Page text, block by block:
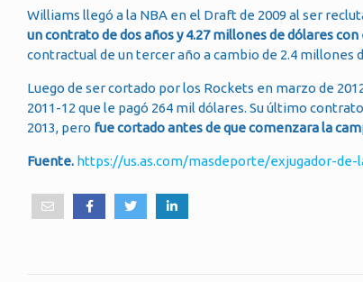
Williams llegó a la NBA en el Draft de 2009 al ser
un contrato de dos años y 4.27 millones de dólares
contractual de un tercer año a cambio de 2.4 millones
Luego de ser cortado por los Rockets en marzo de
2011-12 que le pagó 264 mil dólares. Su último
2013, pero fue cortado antes de que comenzara la
Fuente. https://us.as.com/masdeporte/exjugador-